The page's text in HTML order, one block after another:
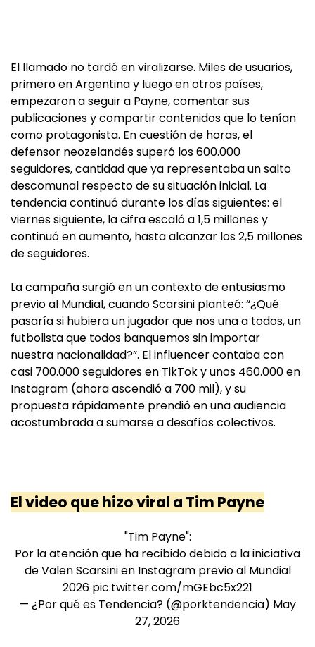
El llamado no tardó en viralizarse. Miles de usuarios,
primero en Argentina y luego en otros países,
empezaron a seguir a Payne, comentar sus
publicaciones y compartir contenidos que lo tenían
como protagonista. En cuestión de horas, el
defensor neozelandés superó los 600.000
seguidores, cantidad que ya representaba un salto
descomunal respecto de su situación inicial. La
tendencia continuó durante los días siguientes: el
viernes siguiente, la cifra escaló a 1,5 millones y
continuó en aumento, hasta alcanzar los 2,5 millones
de seguidores.
La campaña surgió en un contexto de entusiasmo
previo al Mundial, cuando Scarsini planteó: “¿Qué
pasaría si hubiera un jugador que nos una a todos, un
futbolista que todos banquemos sin importar
nuestra nacionalidad?”. El influencer contaba con
casi 700.000 seguidores en TikTok y unos 460.000 en
Instagram (ahora ascendió a 700 mil), y su
propuesta rápidamente prendió en una audiencia
acostumbrada a sumarse a desafíos colectivos.
El video que hizo viral a Tim Payne
"Tim Payne":
Por la atención que ha recibido debido a la iniciativa
de Valen Scarsini en Instagram previo al Mundial
2026 pic.twitter.com/mGEbc5x221
— ¿Por qué es Tendencia? (@porktendencia) May
27, 2026